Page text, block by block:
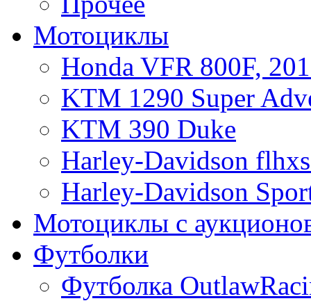
Мотоциклы
Honda VFR 800F,
KTM 1290 Super
KTM 390 Duke
Harley-Davidson
Harley-Davidson
Мотоциклы с
Футболки
Футболка